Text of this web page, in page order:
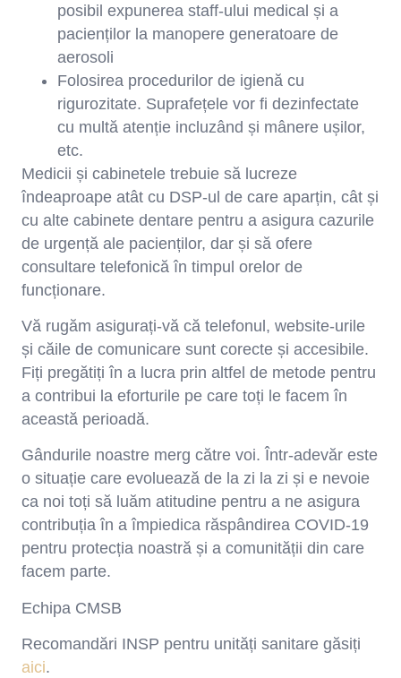
posibil expunerea staff-ului medical și a
pacienților la manopere generatoare de
aerosoli
Folosirea procedurilor de igienă cu
rigurozitate. Suprafețele vor fi dezinfectate
cu multă atenție incluzând și mânere ușilor,
etc.
Medicii și cabinetele trebuie să lucreze
îndeaproape atât cu DSP-ul de care aparțin, cât și
cu alte cabinete dentare pentru a asigura cazurile
de urgență ale pacienților, dar și să ofere
consultare telefonică în timpul orelor de
funcționare.
Vă rugăm asigurați-vă că telefonul, website-urile
și căile de comunicare sunt corecte și accesibile.
Fiți pregătiți în a lucra prin altfel de metode pentru
a contribui la eforturile pe care toți le facem în
această perioadă.
Gândurile noastre merg către voi. Într-adevăr este
o situație care evoluează de la zi la zi și e nevoie
ca noi toți să luăm atitudine pentru a ne asigura
contribuția în a împiedica răspândirea COVID-19
pentru protecția noastră și a comunității din care
facem parte.
Echipa CMSB
Recomandări INSP pentru unități sanitare găsiți
aici.